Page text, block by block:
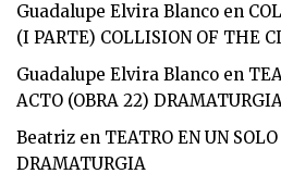
Guadalupe Elvira Blanco en
(I PARTE) COLLISION OF THE
Guadalupe Elvira Blanco en
ACTO (OBRA 22)
Beatriz en TEATRO EN UN
DRAMATURGIA